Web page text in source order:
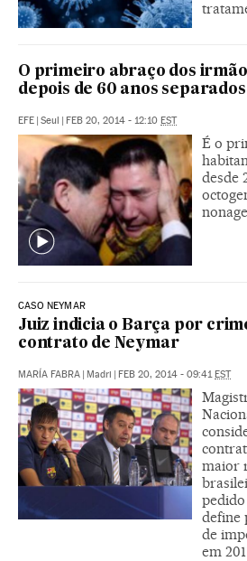
O primeiro abraço dos
depois de 60 anos separados
EFE | Seul | FEB 20, 2014 - 12:10 EST
É o
desde
CASO NEYMAR
Juiz indicia o Barça por
contrato de Neymar
MARÍA FABRA | Madri | FEB 20, 2014 - 09:41EST
maior
define
de
em